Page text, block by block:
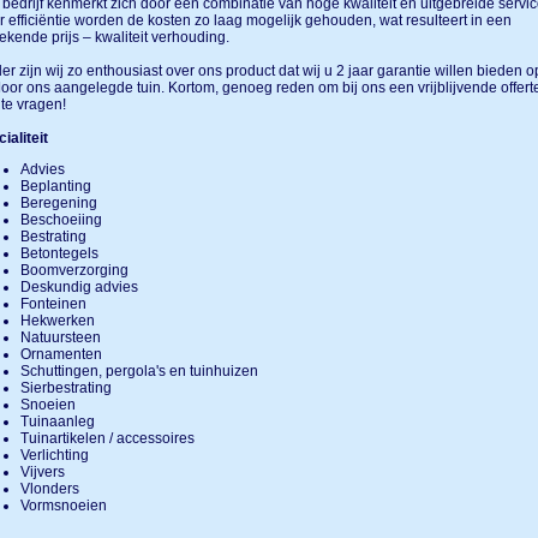
bedrijf kenmerkt zich door een combinatie van hoge kwaliteit en uitgebreide
efficiëntie worden de kosten zo laag mogelijk gehouden, wat resulteert in een
prijs – kwaliteit verhouding.
zijn wij zo enthousiast over ons product dat wij u 2 jaar garantie willen bieden
ons aangelegde tuin. Kortom, genoeg reden om bij ons een vrijblijvende
vragen!
Advies
Beplanting
Beregening
Beschoeiing
Bestrating
Betontegels
Boomverzorging
Deskundig advies
Fonteinen
Hekwerken
Natuursteen
Ornamenten
Schuttingen, pergola's en tuinhuizen
Sierbestrating
Snoeien
Tuinaanleg
Tuinartikelen / accessoires
Verlichting
Vijvers
Vlonders
Vormsnoeien